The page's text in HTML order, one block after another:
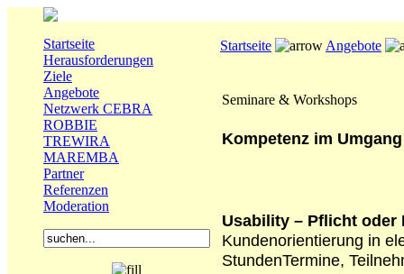
Startseite
Herausforderungen
Ziele
Angebote
Netzwerk CEBRA
ROBBIE
TREWIRA
MAREMBA
Partner
Referenzen
Moderation
Startseite Angebote
Seminare & Workshops
Kompetenz im
Usability – Pflicht
Kundenorientierung in
StundenTermine,